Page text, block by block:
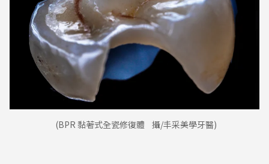
(BPR 黏著式全瓷修復體 攝/丰采美學牙醫)